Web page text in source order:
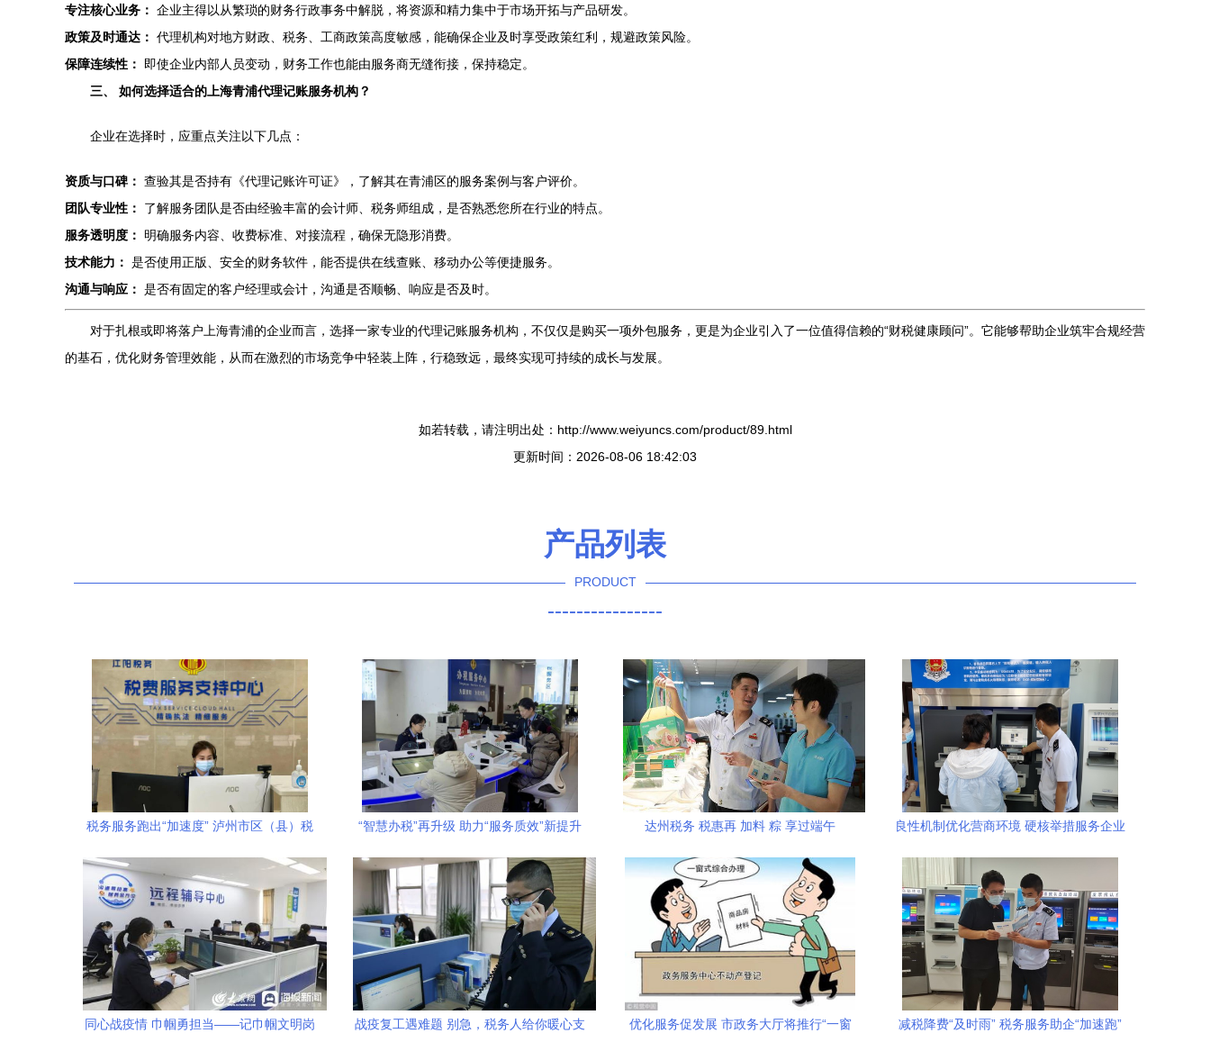
专注核心业务： 企业主得以从繁琐的财务行政事务中解脱，将资源和精力集中于市场开拓与产品研发。
政策及时通达： 代理机构对地方财政、税务、工商政策高度敏感，能确保企业及时享受政策红利，规避政策风险。
保障连续性：
即使企业内部人员变动，财务工作也能由服务商无缝衔接，保持稳定。
三、 如何选择适合的上海青浦代理记账服务机构？
企业在选择时，应重点关注以下几点：
资质与口碑： 查验其是否持有《代理记账许可证》，了解其在青浦区的服务案例与客户评价。
团队专业性：
了解服务团队是否由经验丰富的会计师、税务师组成，是否熟悉您所在行业的特点。
服务透明度：
明确服务内容、收费标准、对接流程，确保无隐形消费。
技术能力： 是否使用正版、安全的财务软件，能否提供在线查账、移动办公等便捷服务。
沟通与响应： 是否有固定的客户经理或会计，沟通是否顺畅、响应是否及时。
对于扎根或即将落户上海青浦的企业而言，选择一家专业的代理记账服务机构，不仅仅是购买一项外包服务，更是为企业引入了一位值得信赖的“财税健康顾问”。它能够帮助企业筑牢合规经营
的基石，优化财务管理效能，从而在激烈的市场竞争中轻装上阵，行稳致远，最终实现可持续的成长与发展。
如若转载，请注明出处：http://www.weiyuncs.com/product/89.html
更新时间：2026-08-06 18:42:03
产品列表
PRODUCT
----------------
税务服务跑出“加速度” 泸州市区（县）税
覆盖以精准服务为企业发展赋能
“智慧办税”再升级 助力“服务质效”新提升
达州税务 税惠再 加料 粽 享过端午
良性机制优化营商环境 硬核举措服务企业
同心战疫情 巾帼勇担当——记巾帼文明岗 战疫复工遇难题 别急，税务人给你暖心支 优化服务促发展 市政务大厅将推行“一窗 减税降费“及时雨” 税务服务助企“加速跑”